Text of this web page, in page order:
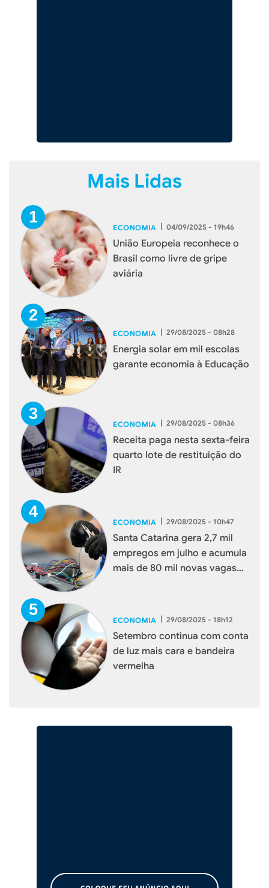
Mais Lidas
ECONOMIA | 04/09/2025 - 19h46
União Europeia reconhece o
Brasil como livre de gripe
aviária
ECONOMIA | 29/08/2025 - 08h28
Energia solar em mil escolas
garante economia à Educação
ECONOMIA | 29/08/2025 - 08h36
Receita paga nesta sexta-feira
quarto lote de restituição do
IR
ECONOMIA | 29/08/2025 - 10h47
Santa Catarina gera 2,7 mil
empregos em julho e acumula
mais de 80 mil novas vagas
ECONOMIA 29/08/2025 - 18h12
Setembro continua com conta
de luz mais cara e bandeira
vermelha